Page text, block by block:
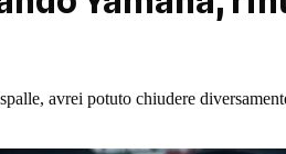
avrei potuto chiudere